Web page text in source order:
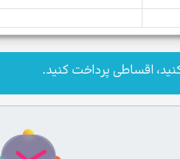
اقساطی پرداخت کنید.